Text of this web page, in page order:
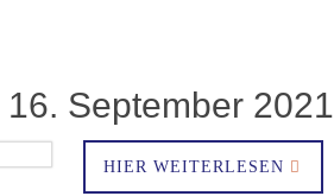
September 2021
HIER WEITERLESEN